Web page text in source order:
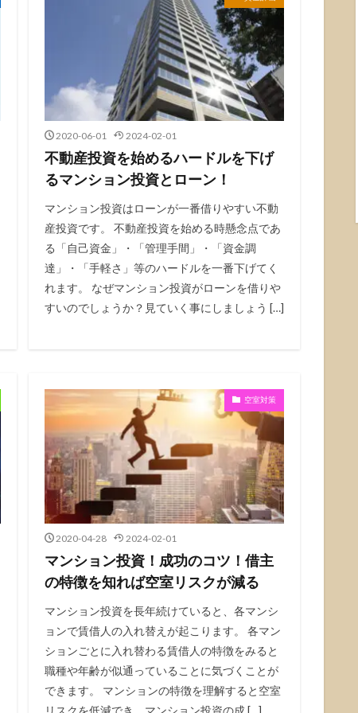
2020-06-01 2024-02-01
不動産投資を始めるハードルを下げ
るマンション投資とローン！
マンション投資はローンが一番借りやすい不動
産投資です。 不動産投資を始める時懸念点であ
る「自己資金」・「管理手間」・「資金調
達」・「手軽さ」等のハードルを一番下げてく
れます。 なぜマンション投資がローンを借りや
すいのでしょうか？見ていく事にしましょう […]
空室対策
2020-04-28 2024-02-01
マンション投資！成功のコツ！借主
の特徴を知れば空室リスクが減る
マンション投資を長年続けていると、各マンシ
ョンで賃借人の入れ替えが起こります。 各マン
ションごとに入れ替わる賃借人の特徴をみると
職種や年齢が似通っていることに気づくことが
できます。 マンションの特徴を理解すると空室